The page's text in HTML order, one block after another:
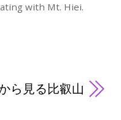
with Mt. Hiei.
ら見る比叡山